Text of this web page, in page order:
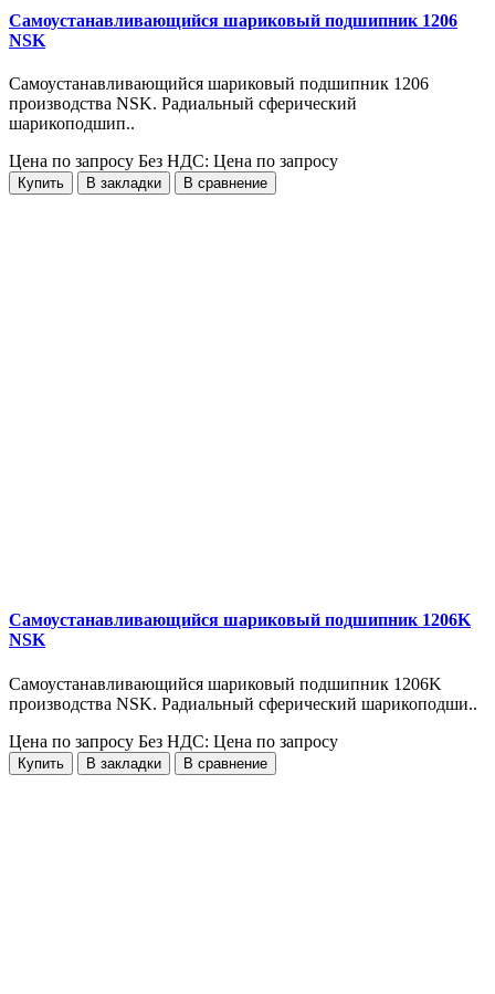
Самоустанавливающийся шариковый подшипник 1206
NSK
Самоустанавливающийся шариковый подшипник 1206
производства NSK. Радиальный сферический
шарикоподшип..
Цена по запросу Без НДС: Цена по запросу
Купить В закладки В сравнение
Самоустанавливающийся шариковый подшипник 1206K
NSK
Самоустанавливающийся шариковый подшипник 1206K
производства NSK. Радиальный сферический шарикоподши..
Цена по запросу Без НДС: Цена по запросу
Купить В закладки В сравнение